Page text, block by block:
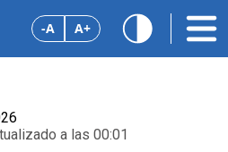
-A A+
a las 00:01